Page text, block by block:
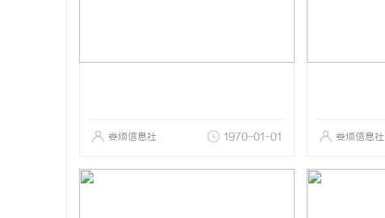
娄烦信息社 1970-01-01 娄烦信息社